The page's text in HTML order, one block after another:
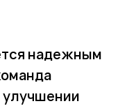
надежным
улучшении